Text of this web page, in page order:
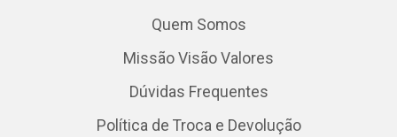
Quem Somos
Missão Visão Valores
Dúvidas Frequentes
Política de Troca e Devolução